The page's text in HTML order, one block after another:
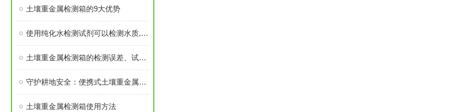
土壤重金属检测箱的9大优势
使用纯化水检测试剂可以检测水质,判断其是否达到要求
土壤重金属检测箱的检测误差、试剂变质与设备故障解决方案
守护耕地安全：便携式土壤重金属检测箱全解析
土壤重金属检测箱使用方法